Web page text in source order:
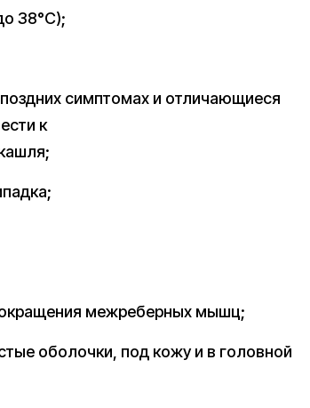
38°С);
симптомах и отличающиеся
к
межреберных мышц;
оболочки, под кожу и в головной